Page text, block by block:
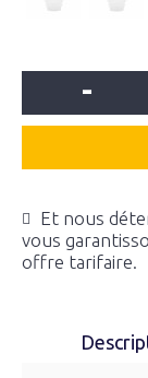
-
Et nous
vous
offre tarifaire.